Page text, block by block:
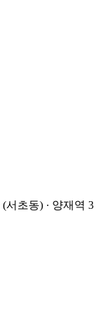
(서초동) · 양재역 3